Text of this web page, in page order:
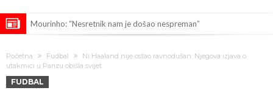
Mourinho: “Nesretnik nam je došao nespreman”
prihvatio najluđi izazov karijere – sam protiv šestorice (Video)
VIDEO Viralni snimak iz Urugvaja: Ispucana lopta izazvala
saobraćajnu nesreću
U Madridu iznenađeni nevjerovatnom ponudom za Ardu Gulera!
Početna Fudbal
Ni Haaland nije ostao ravnodušan: Njegova izjava o
utakmici u Parizu obišla svijet
FUDBAL